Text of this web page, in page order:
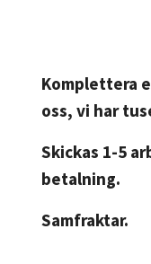
Komplettera
oss, vi har
Skickas 1-5
betalning.
Samfraktar.